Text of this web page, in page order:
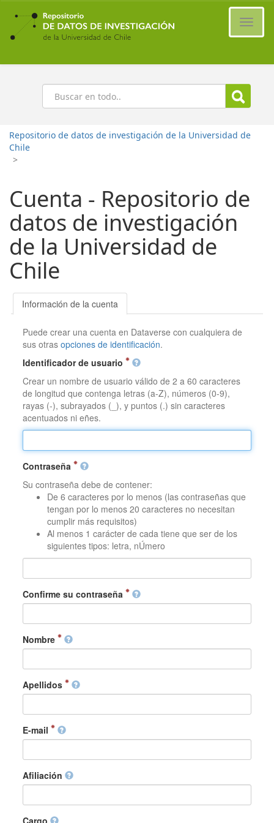
Ir
contenido
principal
Buscar
Repositorio de datos de investigación de la Universidad de
Chile
>
Cuenta - Repositorio de
datos de investigación
de la Universidad de
Chile
Información de la cuenta
Puede crear una cuenta en Dataverse con cualquiera de
sus otrasopciones de identificación.
Identificador de usuario
Crear un nombre de usuario válido de 2 a 60 caracteres
de longitud que contenga letras (a-Z), números (0-9),
rayas (-), subrayados (_), y puntos (.) sin caracteres
acentuados ni eñes.
Contraseña
Su contraseña debe de contener:
De 6 caracteres por lo menos (las contraseñas que
tengan por lo menos 20 caracteres no necesitan
cumplir más requisitos)
Al menos 1 carácter de cada tiene que ser de los
siguientes tipos: letra, nÚmero
Confirme su contraseña
Nombre
Apellidos
E-mail
Afiliación
Cargo